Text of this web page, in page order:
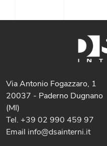
Via Antonio Fogazzaro, 1
20037 - Paderno Dugnano
(MI)
Tel. +39 02 990 459 97
Email info@dsainterni.it